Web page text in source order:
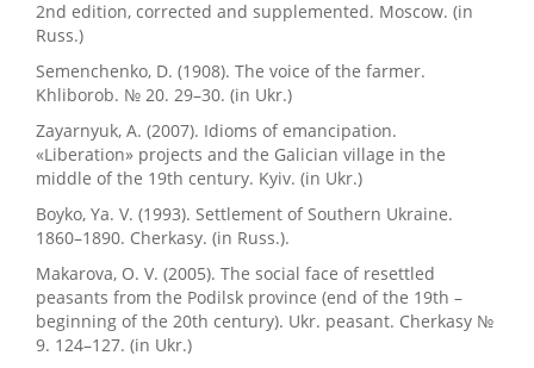
2nd edition, corrected and supplemented. Moscow. (in
Russ.)
Semenchenko, D. (1908). The voice of the farmer.
Khliborob. № 20. 29–30. (in Ukr.)
Zayarnyuk, A. (2007). Idioms of emancipation.
«Liberation» projects and the Galician village in the
middle of the 19th century. Kyiv. (in Ukr.)
Boyko, Ya. V. (1993). Settlement of Southern Ukraine.
1860–1890. Cherkasy. (in Russ.).
Makarova, O. V. (2005). The social face of resettled
peasants from the Podilsk province (end of the 19th –
beginning of the 20th century). Ukr. peasant. Cherkasy №
9. 124–127. (in Ukr.)